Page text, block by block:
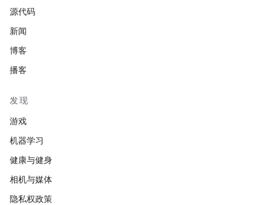
源代码
新闻
博客
播客
发现
游戏
机器学习
健康与健身
相机与媒体
隐私权政策